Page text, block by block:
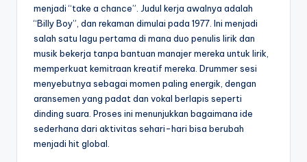
menjadi “take a chance”. Judul kerja awalnya adalah
“Billy Boy”, dan rekaman dimulai pada 1977. Ini menjadi
salah satu lagu pertama di mana duo penulis lirik dan
musik bekerja tanpa bantuan manajer mereka untuk lirik,
memperkuat kemitraan kreatif mereka. Drummer sesi
menyebutnya sebagai momen paling energik, dengan
aransemen yang padat dan vokal berlapis seperti
dinding suara. Proses ini menunjukkan bagaimana ide
sederhana dari aktivitas sehari-hari bisa berubah
menjadi hit global.